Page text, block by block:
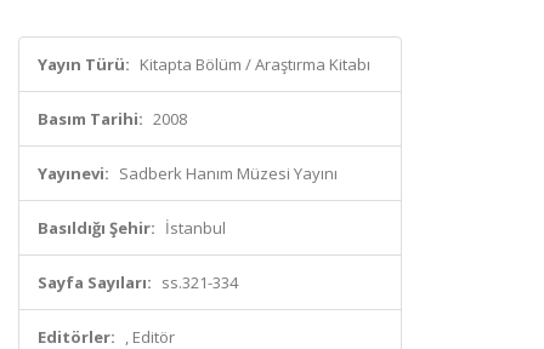
Yayın Türü: Kitapta Bölüm / Araştırma Kitabı
Basım Tarihi: 2008
Yayınevi: Sadberk Hanım Müzesi Yayını
Basıldığı Şehir: İstanbul
Sayfa Sayıları: ss.321-334
Editörler: , Editör